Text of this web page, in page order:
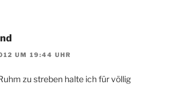
UM 19:44 UHR
zu streben halte ich für völlig